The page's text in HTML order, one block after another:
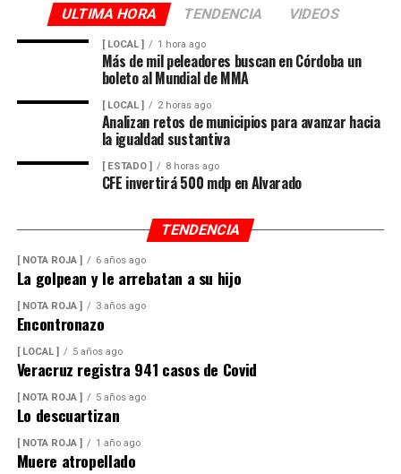
ULTIMA HORA TENDENCIA VIDEOS
[ LOCAL ] 1 hora ago
Más de mil peleadores buscan en Córdoba un
boleto al Mundial de MMA
[ LOCAL ] 2 horas ago
Analizan retos de municipios para avanzar hacia
la igualdad sustantiva
[ ESTADO ] 8 horas ago
CFE invertirá 500 mdp en Alvarado
TENDENCIA
[ NOTA ROJA ] 6 años ago
La golpean y le arrebatan a su hijo
[ NOTA ROJA ] 3 años ago
Encontronazo
[ LOCAL ] 5 años ago
Veracruz registra 941 casos de Covid
[ NOTA ROJA ] 5 años ago
Lo descuartizan
[ NOTA ROJA ] 1 año ago
Muere atropellado